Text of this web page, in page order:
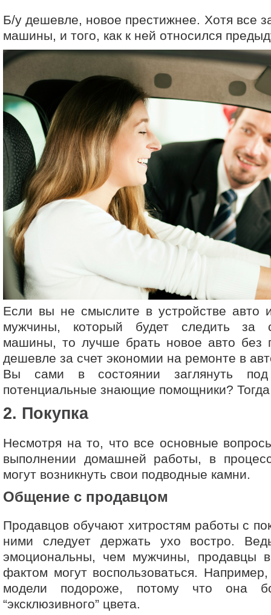
Б/у дешевле, новое престижнее. Хотя все
машины, и того, как к ней относился
Если вы не смыслите в устройстве авто
мужчины, который будет следить за
машины, то лучше брать новое авто без
дешевле за счет экономии на ремонте в
Вы сами в состоянии заглянуть
потенциальные знающие помощники?
2. Покупка
Несмотря на то, что все основные
выполнении домашней работы, в
могут возникнуть свои подводные камни.
Общение с продавцом
Продавцов обучают хитростям работы с
ними следует держать ухо востро.
эмоциональны, чем мужчины, продавцы
фактом могут воспользоваться. Например,
модели подороже, потому что она
“эксклюзивного” цвета.